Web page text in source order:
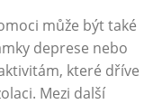
může být také
deprese nebo
které dříve
Mezi další